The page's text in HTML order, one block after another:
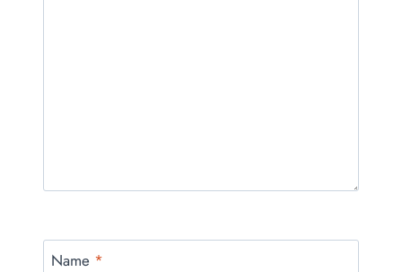
Name *